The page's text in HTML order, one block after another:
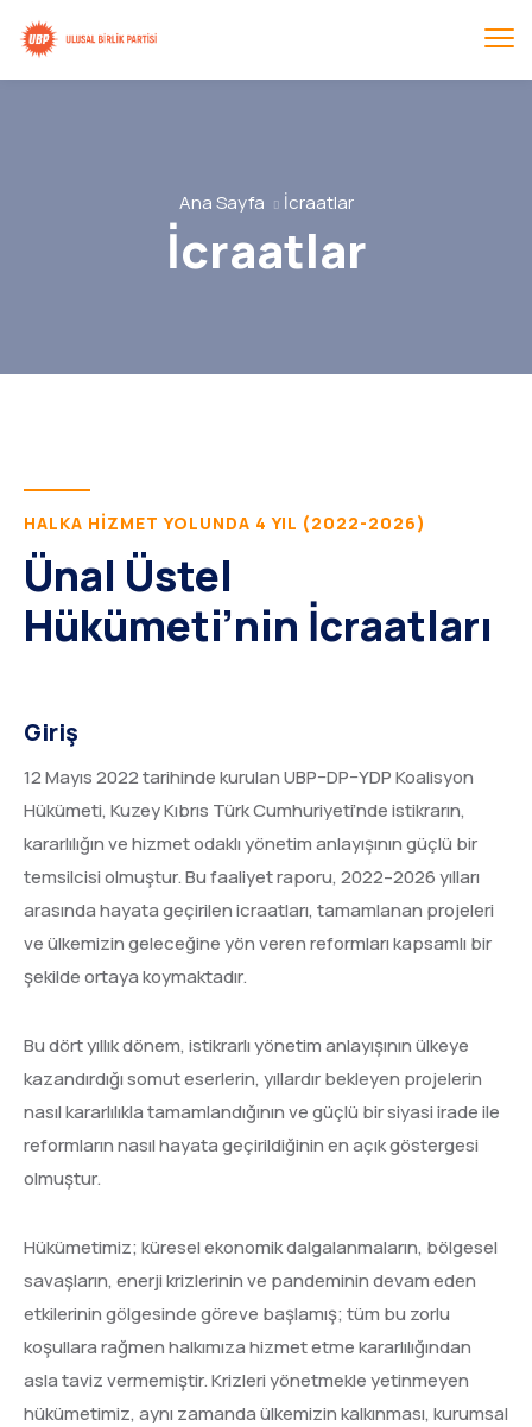
Ana Sayfa İcraatlar
İcraatlar
HALKA HIZMET YOLUNDA 4 YIL (2022-2026)
Ünal Üstel
Hükümeti’nin İcraatları
Giriş
12 Mayıs 2022 tarihinde kurulan UBP–DP–YDP Koalisyon
Hükümeti, Kuzey Kıbrıs Türk Cumhuriyeti’nde istikrarın,
kararlılığın ve hizmet odaklı yönetim anlayışının güçlü bir
temsilcisi olmuştur. Bu faaliyet raporu, 2022–2026 yılları
arasında hayata geçirilen icraatları, tamamlanan projeleri
ve ülkemizin geleceğine yön veren reformları kapsamlı bir
şekilde ortaya koymaktadır.
Bu dört yıllık dönem, istikrarlı yönetim anlayışının ülkeye
kazandırdığı somut eserlerin, yıllardır bekleyen projelerin
nasıl kararlılıkla tamamlandığının ve güçlü bir siyasi irade ile
reformların nasıl hayata geçirildiğinin en açık göstergesi
olmuştur.
Hükümetimiz; küresel ekonomik dalgalanmaların, bölgesel
savaşların, enerji krizlerinin ve pandeminin devam eden
etkilerinin gölgesinde göreve başlamış; tüm bu zorlu
koşullara rağmen halkımıza hizmet etme kararlılığından
asla taviz vermemiştir. Krizleri yönetmekle yetinmeyen
hükümetimiz, aynı zamanda ülkemizin kalkınması, kurumsal